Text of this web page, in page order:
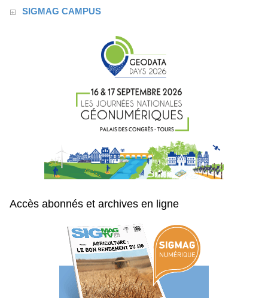
SIGMAG CAMPUS
Accès abonnés et archives en ligne